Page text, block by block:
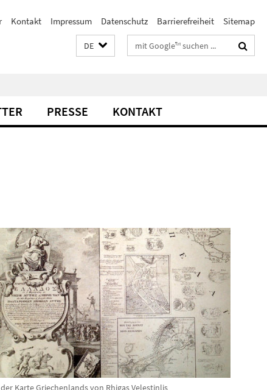
Kontakt Impressum Datenschutz Barrierefreiheit Sitemap
DE Suchbegriffe
PRESSE KONTAKT
Karte Griechenlands von Rhigas Velestinlis